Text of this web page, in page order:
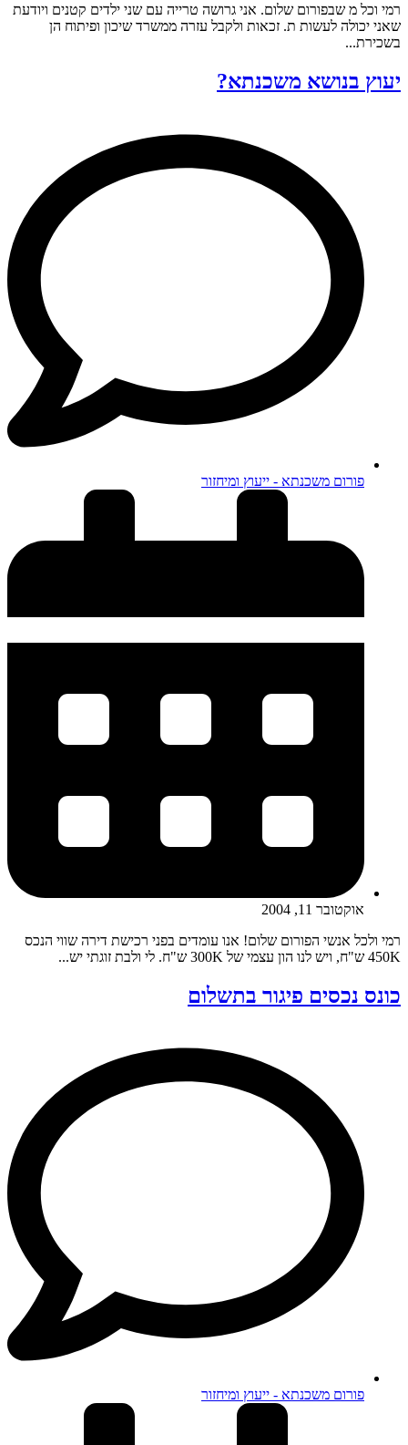
רמי וכל מ שבפורום שלום. אני גרושה טרייה עם שני ילדים קטנים ויודעת
שאני יכולה לעשות ת. זכאות ולקבל עזרה ממשרד שיכון ופיתוח הן
בשכירת...
יעוץ בנושא משכנתא?
פורום משכנתא - ייעוץ ומיחזור
אוקטובר 11, 2004
רמי ולכל אנשי הפורום שלום! אנו עומדים בפני רכישת דירה שווי הנכס
450K ש"ח, ויש לנו הון עצמי של 300K ש"ח. לי ולבת זוגתי יש...
כונס נכסים פיגור בתשלום
פורום משכנתא - ייעוץ ומיחזור